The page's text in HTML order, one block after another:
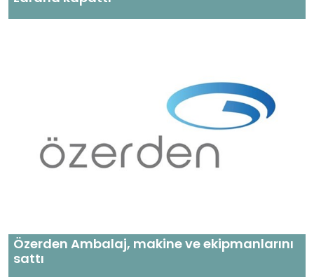
Özerden Ambalaj, makine ve ekipmanlarını
sattı